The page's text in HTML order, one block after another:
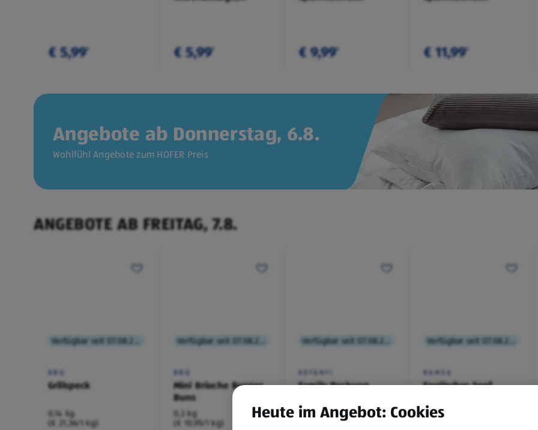
€ 5,99¹ € 5,99¹ € 9,99¹ € 11,99¹
Angebote ab Donnerstag, 6.8.
Wohlfühl Angebote zum HOFER Preis
ANGEBOTE AB FREITAG, 7.8.
BBQ
Grillspeck
0,14 kg
(€ 21,36/1 kg)
BBQ
Mini Brioche Burger
Buns
0,2 kg
(€ 10,95/1 kg)
KOTÁNYI
Family Packung,
Würzmischung
RAMSA
Englischer Senf
0,1 kg
Heute im Angebot: Cookies